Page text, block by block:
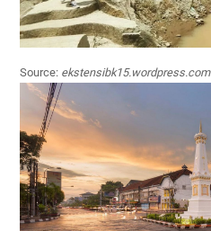
Source: ekstensibk15.wordpress.com